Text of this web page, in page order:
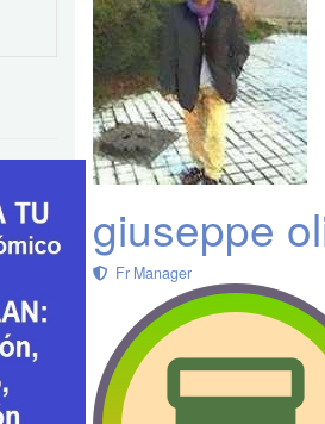
giuseppe
Fr Manager